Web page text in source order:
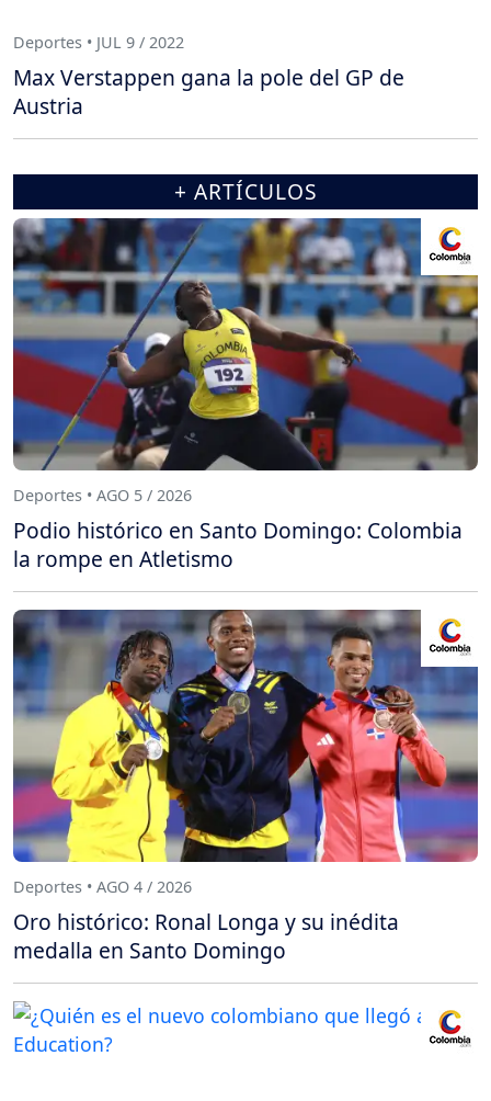
Deportes • JUL 9 / 2022
Max Verstappen gana la pole del GP de
Austria
+ ARTÍCULOS
Deportes • AGO 5 / 2026
Podio histórico en Santo Domingo: Colombia
la rompe en Atletismo
Deportes • AGO 4 / 2026
Oro histórico: Ronal Longa y su inédita
medalla en Santo Domingo